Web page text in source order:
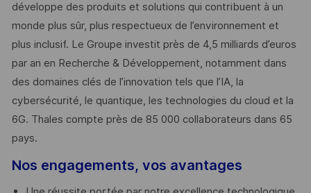
développe des produits et solutions qui contribuent à un
monde plus sûr, plus respectueux de l’environnement et
plus inclusif. Le Groupe investit près de 4,5 milliards d’euros
par an en Recherche & Développement, notamment dans
des domaines clés de l’innovation tels que l’IA, la
cybersécurité, le quantique, les technologies du cloud et la
6G. Thales compte près de 85 000 collaborateurs dans 65
pays. ​
Nos engagements, vos avantages